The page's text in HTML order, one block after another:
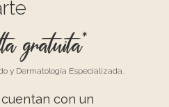
gratuita*
y Dermatología Especializada.
con un